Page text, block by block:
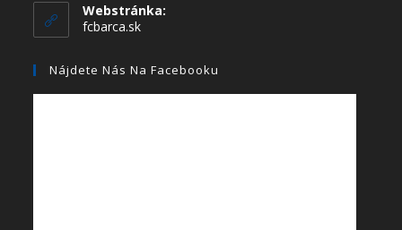
Webstránka:
fcbarca.sk
Nájdete Nás Na Facebooku